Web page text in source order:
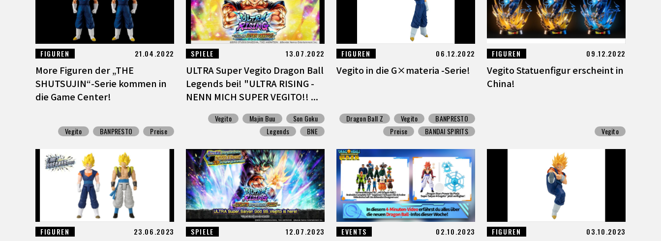
FIGUREN 21.04.2022
More Figuren der „THE
SHUTSUJIN“-Serie kommen in
die Game Center!
Vegito BANPRESTO Preise
SPIELE 13.07.2022
ULTRA Super Vegito Dragon Ball
Legends bei! "ULTRA RISING -
NENN MICH SUPER VEGITO!! ...
Vegito Majin Buu
Son Goku
Legends
BNE
FIGUREN 06.12.2022
Vegito in die G×materia -Serie!
Dragon Ball Z Vegito
BANPRESTO
Preise
BANDAI SPIRITS
FIGUREN 09.12.2022
Vegito Statuenfigur erscheint in
China!
Vegito
FIGUREN 23.06.2023 SPIELE 12.07.2023 EVENTS 02.10.2023 FIGUREN 03.10.2023